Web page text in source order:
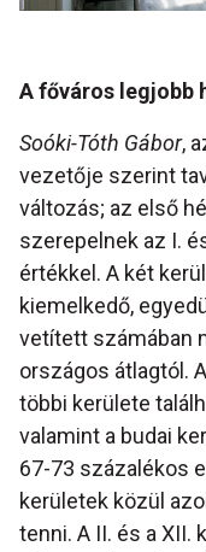
A főváros legjobb
Soóki-Tóth Gábor,
vezetője szerint
változás; az első
szerepelnek az I.
értékkel. A két
kiemelkedő,
vetített számában
országos átlagtól.
többi kerülete
valamint a budai
67-73 százalékos
kerületek közül
tenni. A II. és a XII.